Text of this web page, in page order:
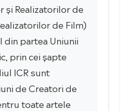
și Realizatorilor de
de Film)
partea Uniunii
prin cei șapte
ICR sunt
de Creatori de
toate artele